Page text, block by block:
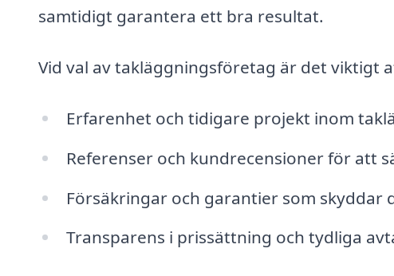
samtidigt garantera ett bra resultat.
Vid val av takläggningsföretag är det viktigt
Erfarenhet och tidigare projekt inom
Referenser och kundrecensioner för att
Försäkringar och garantier som skyddar
Transparens i prissättning och tydliga